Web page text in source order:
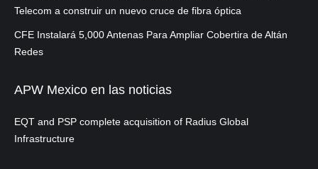
Telecom a construir un nuevo cruce de fibra óptica
CFE Instalará 5,000 Antenas Para Ampliar Cobertira de Altán
Redes
APW Mexico en las noticias
EQT and PSP complete acquisition of Radius Global
Infrastructure